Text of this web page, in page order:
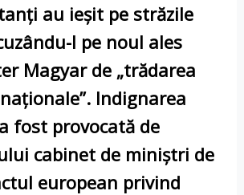
au ieșit pe străzile
l pe noul ales
Magyarde „trădarea
Indignarea
fost provocată de
cabinet de miniștri de
european privind